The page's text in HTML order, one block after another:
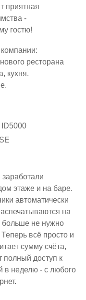
приятная
-
гостю!
ресторана
кухня.
этаже и на баре.
автоматически
на
больше не нужно
Теперь всё просто и
сумму счёта,
полный доступ к
в неделю - с любого